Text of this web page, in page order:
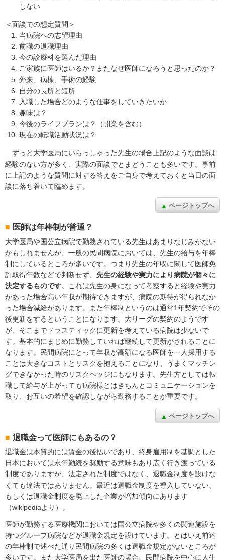
しない
＜面談での想定質問＞
当病院への志望理由
前職の退職理由
今の診療科を選んだ理由
ご家族に医師はいるか？またなぜ医師になろうと思ったのか？
外来、病棟、手術の経験
自分の長所と短所
入職した場合どのような仕事をしていきたいか
趣味は？
今後のライフプランは？（開業を含む）
現在の転職活動状況は？
ずっと大学医局にいらっしゃった先生の場合上記のような面談は
経験のない方が多く、実際の面談でとまどうことも多いです。事前
に上記のような質問に対する答えをご自身で考えておくと当日の面
談に落ち着いて臨めます。
ページトップへ
医師は年棒制が普通？
大学医局や国公立病院で勤務されている先生はあまりなじみがない
かもしれませんが、一般の民間病院においては、先生の給与を年棒
制にしているところが多いです。つまり先生の年収に関して医師免
許取得年数などで判断せず、 先生の経験や実力により病院が個々に
決定するものです。これは先生の身になって考察すると経験や実力
があった場合高い年収が期待できますが、病院の期待が得られなか
った場合減給があります。また年棒制というのは通常1年契約でその
後更新をするということになります。大リーグの契約のようです
が、そこまでドラスティックに更新を考えている病院は少ないで
す。基本的にまじめに勤務していれば継続して更新がされることに
なります。民間病院にとって年収が高額になる医師を一人採用する
ことは大きなコストとリスクを抱えることになり、うまくマッチン
グできなかった時のリスクヘッジにもなります。先生方としては転
職して給与が上がっても病院様とはきちんとコミュニケーションを
取り、お互いの希望を確認しながら勤務することが重要です。
ページトップへ
退職金って医師にもあるの？
退職金は本質的には賃金の後払いであり、終身雇用制を基調とした
日本においては永年勤続を奨励する意味もあり広く行き渡っている
制度でありますが、法定された制度ではなく、退職金制度を設けな
くても違法ではありません。最近は退職金制度を導入していない、
もしくは退職金制度を廃止した企業が増加傾向にあります
（wikipediaより）。
医師が勤務する医療機関においては国公立病院や多くの関連施設を
持つグループ病院などが退職金規定を設けています。とはいえ前述
の年棒制で述べた通り民間病院の多くは退職金規定がないところが
多いです。また大学医局を出た医師の場合、民間病院を中心に人生